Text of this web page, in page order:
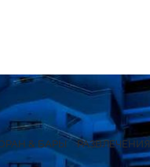
& БАРЫ РАЗВЛЕЧЕНИЯ